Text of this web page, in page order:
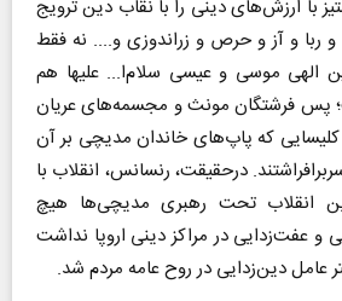
با ارزش‌های دینی را با نقاب دین ترویج
ربا و آز و حرص و زراندوزی و.... نه فقط
الهی موسی و عیسی سلام‌ا... علیها هم
پس فرشتگان‌ مونث و مجسمه‌های عریان
کلیسایی که پاپ‌های خاندان‌ مدیچی بر آن
در‌حقیقت، رنسانس، انقلاب با
انقلاب تحت رهبری مدیچی‌ها هیچ
و عفت‌زدایی در مراکز دینی اروپا نداشت
عامل دین‌زدایی در روح عامه مردم شد.